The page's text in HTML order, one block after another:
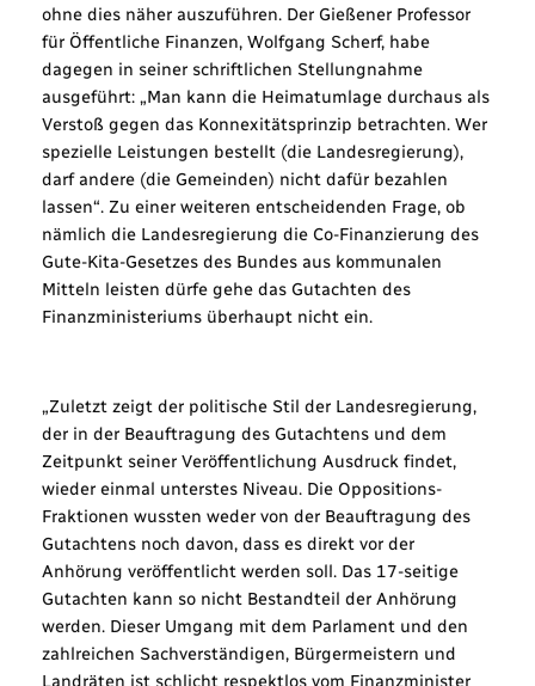
ohne dies näher auszuführen. Der Gießener Professor
für Öffentliche Finanzen, Wolfgang Scherf, habe
dagegen in seiner schriftlichen Stellungnahme
ausgeführt: „Man kann die Heimatumlage durchaus als
Verstoß gegen das Konnexitätsprinzip betrachten. Wer
spezielle Leistungen bestellt (die Landesregierung),
darf andere (die Gemeinden) nicht dafür bezahlen
lassen“. Zu einer weiteren entscheidenden Frage, ob
nämlich die Landesregierung die Co-Finanzierung des
Gute-Kita-Gesetzes des Bundes aus kommunalen
Mitteln leisten dürfe gehe das Gutachten des
Finanzministeriums überhaupt nicht ein.
„Zuletzt zeigt der politische Stil der Landesregierung,
der in der Beauftragung des Gutachtens und dem
Zeitpunkt seiner Veröffentlichung Ausdruck findet,
wieder einmal unterstes Niveau. Die Oppositions-
Fraktionen wussten weder von der Beauftragung des
Gutachtens noch davon, dass es direkt vor der
Anhörung veröffentlicht werden soll. Das 17-seitige
Gutachten kann so nicht Bestandteil der Anhörung
werden. Dieser Umgang mit dem Parlament und den
zahlreichen Sachverständigen, Bürgermeistern und
Landräten ist schlicht respektlos vom Finanzminister